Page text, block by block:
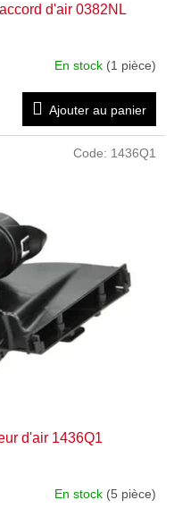
d'air 0382NL
En stock (1 pièce)
Ajouter au panier
d'air 1436Q1
En stock (5 pièce)
Code: 1436Q1